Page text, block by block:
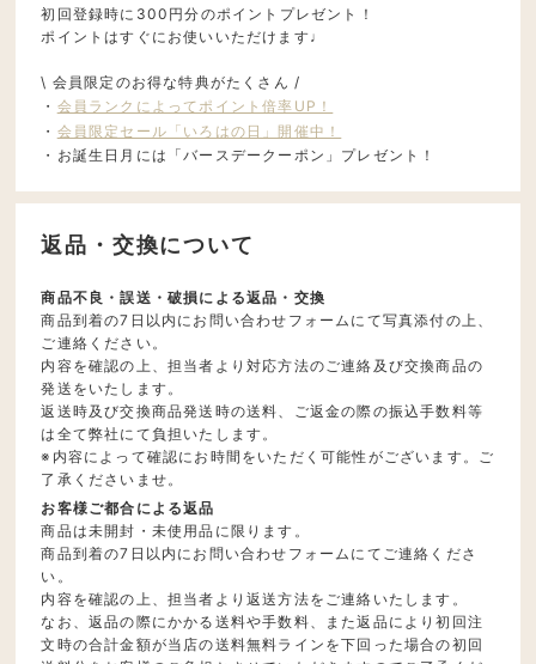
初回登録時に300円分のポイントプレゼント！
ポイントはすぐにお使いいただけます♩
\ 会員限定のお得な特典がたくさん /
・ 会員ランクによってポイント倍率UP！
・ 会員限定セール「いろはの日」開催中！
・お誕生日月には「バースデークーポン」プレゼント！
返品・交換について
商品不良・誤送・破損による返品・交換
商品到着の7日以内にお問い合わせフォームにて写真添付の上、
ご連絡ください。
内容を確認の上、担当者より対応方法のご連絡及び交換商品の
発送をいたします。
返送時及び交換商品発送時の送料、ご返金の際の振込手数料等
は全て弊社にて負担いたします。
※内容によって確認にお時間をいただく可能性がございます。ご
了承くださいませ。
お客様ご都合による返品
商品は未開封・未使用品に限ります。
商品到着の7日以内にお問い合わせフォームにてご連絡くださ
い。
内容を確認の上、担当者より返送方法をご連絡いたします。
なお、返品の際にかかる送料や手数料、また返品により初回注
文時の合計金額が当店の送料無料ラインを下回った場合の初回